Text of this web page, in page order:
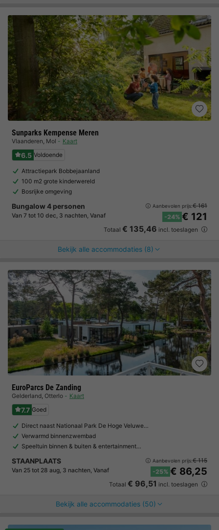
Sunparks Kempense Meren
Vlaanderen, Mol Kaart
6.5 Voldoende
Attractiepark Bobbejaanland
100 m2 grote kinderwereld
Bosrijke omgeving
Bungalow 4 personen
Van 7 tot 10 dec, 3 nachten, Vanaf
Aanbevolen prijs:€ 161
-24% € 121
Totaal € 135,46 incl. toeslagen
Bekijk alle accommodaties (8)
EuroParcs De Zanding
Gelderland, Otterlo Kaart
7.7 Goed
Direct naast Nationaal Park De Hoge Veluwe…
Verwarmd binnenzwembad
Speeltuin binnen & buiten & entertainment…
STAANPLAATS
Van 25 tot 28 aug, 3 nachten, Vanaf
Aanbevolen prijs:€ 115
-25% € 86,25
Totaal € 96,51 incl. toeslagen
Bekijk alle accommodaties (50)